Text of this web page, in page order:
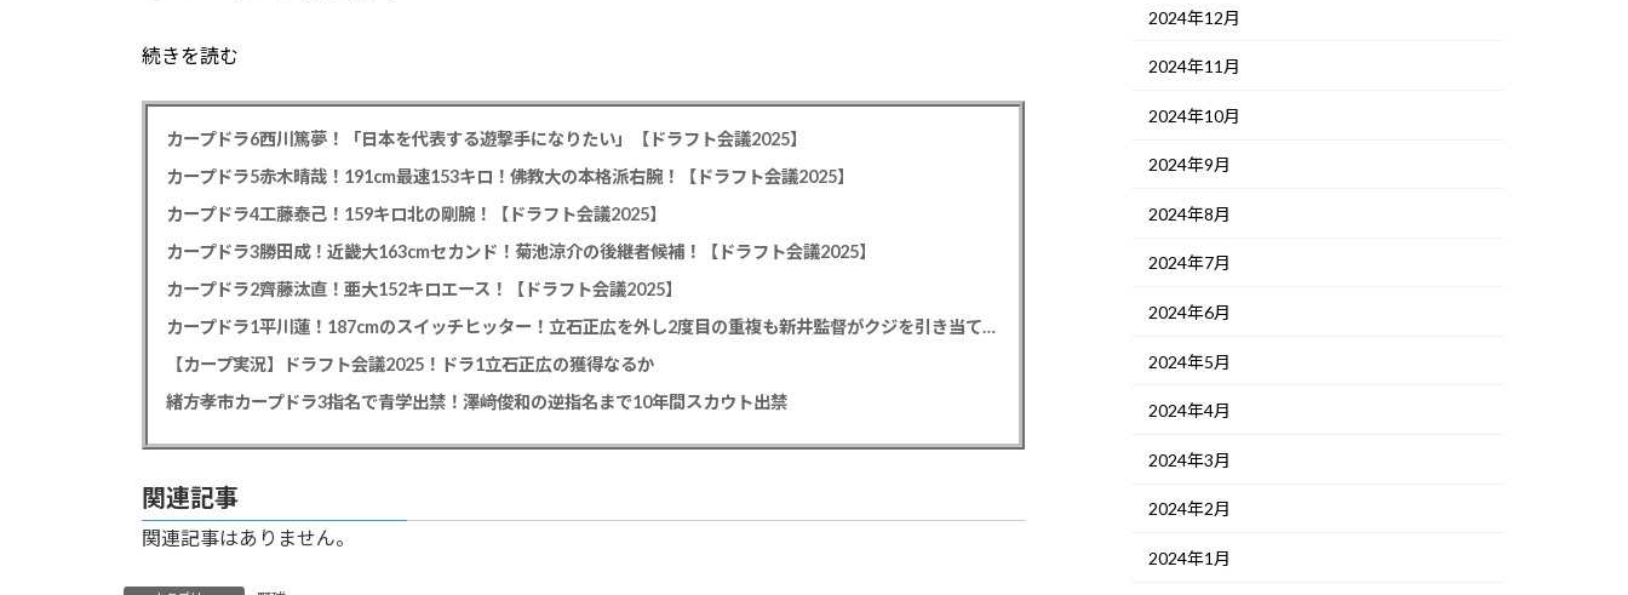
続きを読む
カープドラ6西川篤夢！「日本を代表する遊撃手になりたい」【ドラフト会議2025】
カープドラ5赤木晴哉！191cm最速153キロ！佛教大の本格派右腕！【ドラフト会議2025】
カープドラ4工藤泰己！159キロ北の剛腕！【ドラフト会議2025】
カープドラ3勝田成！近畿大163cmセカンド！菊池涼介の後継者候補！【ドラフト会議2025】
カープドラ2齊藤汰直！亜大152キロエース！【ドラフト会議2025】
カープドラ1平川蓮！187cmのスイッチヒッター！立石正広を外し2度目の重複も新井監督がクジを引き当てる！【ドラフト会議2025】
【カープ実況】ドラフト会議2025！ドラ1立石正広の獲得なるか
緒方孝市カープドラ3指名で青学出禁！澤﨑俊和の逆指名まで10年間スカウト出禁
関連記事
関連記事はありません。
2024年12月
2024年11月
2024年10月
2024年9月
2024年8月
2024年7月
2024年6月
2024年5月
2024年4月
2024年3月
2024年2月
2024年1月